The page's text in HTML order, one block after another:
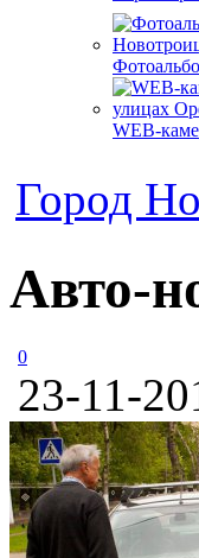
WEB-
Город
Авто-
0
23-11-